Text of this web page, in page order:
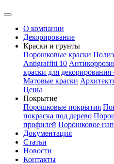
О компании
Декорирование
Краски и грунты
Порошковые краски
Antigraffiti 10
краски для
Матовые краски
Цены
Покрытие
Порошковые покрытия
покраска под дерево
профилей Порошковое
Документация
Статьи
Новости
Контакты